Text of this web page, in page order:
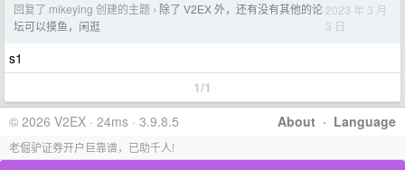
回复了 mikeying 创建的主题 › 除了 V2EX 外，还有没有其他的论
坛可以摸鱼，闲逛
2023 年 3 月
3 日
s1
1/1
About · Language
© 2026 V2EX · 24ms · 3.9.8.5
老倔驴证券开户巨靠谱，已助千人!